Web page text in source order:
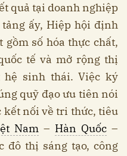
quả tại doanh nghiệp
ấy, Hiệp hội định
số hóa thực chất,
tế và mở rộng thị
sinh thái. Việc ký
quỹ đạo ưu tiên nói
nối về tri thức, tiêu
Nam – Hàn Quốc –
đô thị sáng tạo, công